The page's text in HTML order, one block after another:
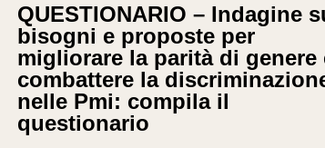
QUESTIONARIO – Indagine
bisogni e proposte per
migliorare la parità di genere
combattere la
nelle Pmi: compila il
questionario